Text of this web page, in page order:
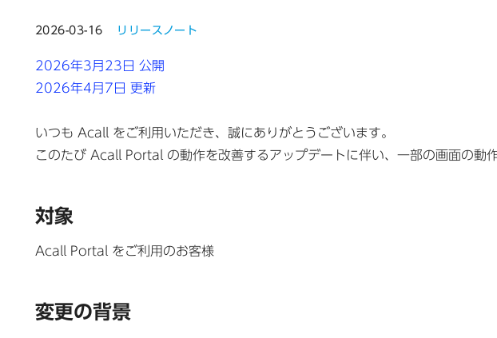
2026-03-16 リリースノート
2026年3月23日 公開
2026年4月7日 更新
いつも Acall をご利用いただき、誠にありがとうございます。
このたび Acall Portal の動作を改善するアップデートに伴い、一部の画面の動
対象
Acall Portal をご利用のお客様
変更の背景